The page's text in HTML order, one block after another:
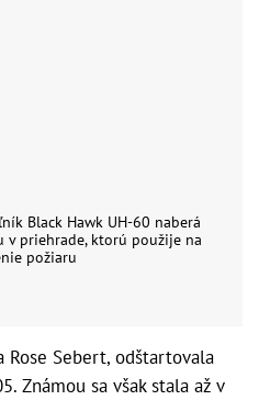
Black Hawk UH-60 naberá
v priehrade, ktorú použije na
požiaru
Rose Sebert, odštartovala
Známou sa však stala až v